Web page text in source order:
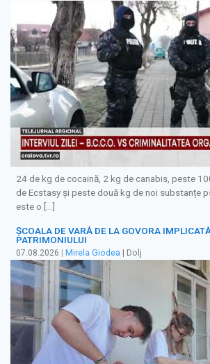
24 de kg de cocaină, 2 kg de canabis, peste
de Ecstasy și peste două kg de noi substanțe
este o […]
ȘCOALA DE VARĂ DE LA GOVORA
PATRIMONIULUI
07.08.2026 | Mirela Giodea | Dolj